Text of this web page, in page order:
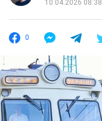
10.04.2026 08:38
0